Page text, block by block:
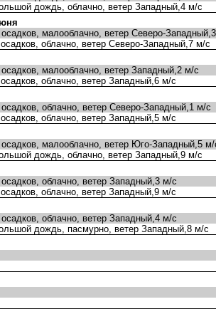
дождь, облачно, ветер Западный,4 м/с
малооблачно, ветер Северо-
облачно, ветер Северо-Западный,7 м/с
малооблачно, ветер Западный,2 м/с
облачно, ветер Западный,6 м/с
облачно, ветер Северо-Западный,1 м/с
облачно, ветер Западный,5 м/с
малооблачно, ветер Юго-Западный,5 м/
дождь, облачно, ветер Западный,9 м/с
облачно, ветер Западный,3 м/с
облачно, ветер Западный,9 м/с
облачно, ветер Западный,4 м/с
дождь, пасмурно, ветер Западный,8 м/с